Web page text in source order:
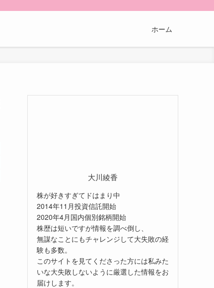
ホーム
大川綾香
株が好きすぎてドはまり中
2014年11月投資信託開始
2020年4月国内個別銘柄開始
株歴は短いですが情報を調べ倒し、
無謀なことにもチャレンジして大失敗の経
験も多数。
このサイトを見てくださった方には私みた
いな大失敗しないように厳選した情報をお
届けします。